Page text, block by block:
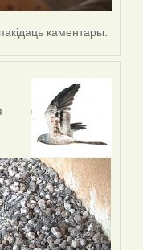
каментары.